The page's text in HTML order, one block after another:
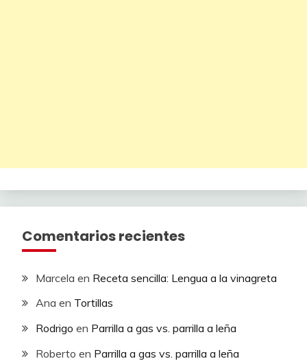
Comentarios recientes
Marcela en Receta sencilla: Lengua a la vinagreta
Ana en Tortillas
Rodrigo en Parrilla a gas vs. parrilla a leña
Roberto en Parrilla a gas vs. parrilla a leña